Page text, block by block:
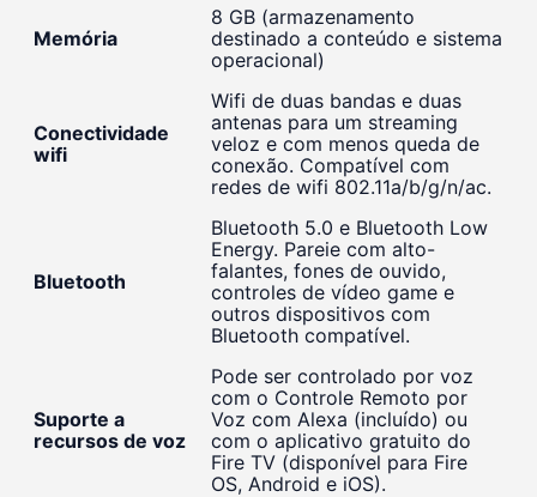
Memória
8 GB (armazenamento
destinado a conteúdo e sistema
operacional)
Conectividade
wifi
Wifi de duas bandas e duas
antenas para um streaming
veloz e com menos queda de
conexão. Compatível com
redes de wifi 802.11a/b/g/n/ac.
Bluetooth
Bluetooth 5.0 e Bluetooth Low
Energy. Pareie com alto-
falantes, fones de ouvido,
controles de vídeo game e
outros dispositivos com
Bluetooth compatível.
Suporte a
recursos de voz
Pode ser controlado por voz
com o Controle Remoto por
Voz com Alexa (incluído) ou
com o aplicativo gratuito do
Fire TV (disponível para Fire
OS, Android e iOS).